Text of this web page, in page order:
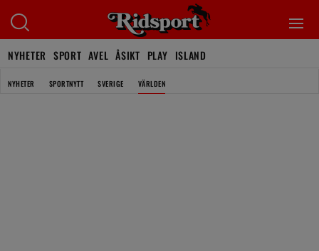
NYHETER SPORT AVEL ÅSIKT PLAY ISLAND
NYHETER SPORTNYTT SVERIGE VÄRLDEN